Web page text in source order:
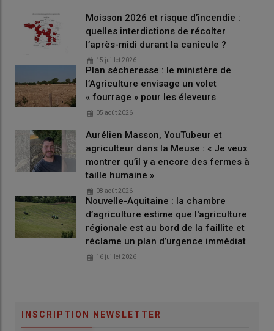
le montant unitaire de l'aide PAC ovine de basepasse à
21,56 euros par animal primé (contre 21 annoncé
précédemment)
le montant unitaire de l'aide PAC ovine
complémentairepour les élevages ovins détenus par
des
nouveaux producteurs passe à 6,57 euros par animal
primé (contre 6 euros précédemment)
Lire aussi :Avances sur les aides PAC 2025 : quels
sont les montants pour les aides couplées
Lire aussi : Telepac 2026 : un mois pour demander
départements d’outre-mer
Quels montants de l’aide PAC 2025 caprine
Moisson 2026 et risque d’incendie :
quelles interdictions de récolter
l’après-midi durant la canicule ?
15 juillet 2026
Plan sécheresse : le ministère de
l’Agriculture envisage un volet
« fourrage » pour les éleveurs
05 août 2026
Aurélien Masson, YouTubeur et
agriculteur dans la Meuse : « Je veux
montrer qu’il y a encore des fermes à
taille humaine »
08 août 2026
Nouvelle-Aquitaine : la chambre
d’agriculture estime que l'agriculture
régionale est au bord de la faillite et
réclame un plan d’urgence immédiat
16 juillet 2026
INSCRIPTION NEWSLETTER